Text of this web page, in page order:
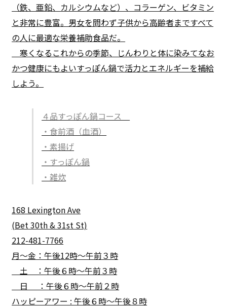
（鉄、亜鉛、カルシウムなど）、コラーゲン、ビタミン
と非常に豊富。男女を問わず子供から高齢者まですべて
の人に最適な栄養補助食品だ。
寒くなるこれからの季節、じんわりと体に染みてなお
かつ健康にもよいすっぽん鍋で活力とエネルギーを補給
しよう。
４品すっぽん鍋コース
・食前酒（血酒）
・素揚げ
・すっぽん鍋
・雑炊
168 Lexington Ave
(Bet 30th & 31st St)
212-481-7766
月〜金：午後12時〜午前３時
土 ：午後６時〜午前３時
日 ：午後６時〜午前２時
ハッピーアワー : 午後６時〜午後８時